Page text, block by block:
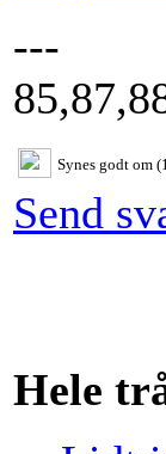
---
Synes godt om
Send
Hele